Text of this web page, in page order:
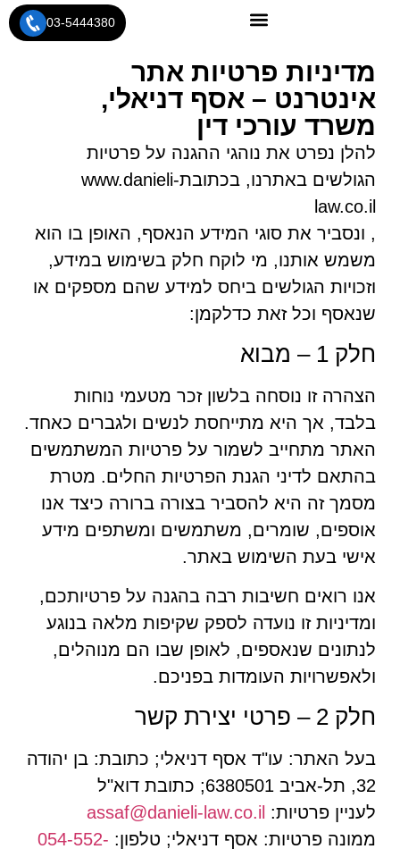
03-5444380
מדיניות פרטיות אתר
אינטרנט – אסף דניאלי,
משרד עורכי דין
להלן נפרט את נוהגי ההגנה על פרטיות
הגולשים באתרנו, בכתובתwww.danieli-
law.co.il
, ונסביר את סוגי המידע הנאסף, האופן בו הוא
משמש אותנו, מי לוקח חלק בשימוש במידע,
וזכויות הגולשים ביחס למידע שהם מספקים או
שנאסף וכל זאת כדלקמן:
חלק 1 – מבוא
הצהרה זו נוסחה בלשון זכר מטעמי נוחות
בלבד, אך היא מתייחסת לנשים ולגברים כאחד.
האתר מתחייב לשמור על פרטיות המשתמשים
בהתאם לדיני הגנת הפרטיות החלים. מטרת
מסמך זה היא להסביר בצורה ברורה כיצד אנו
אוספים, שומרים, משתמשים ומשתפים מידע
אישי בעת השימוש באתר.
אנו רואים חשיבות רבה בהגנה על פרטיותכם,
ומדיניות זו נועדה לספק שקיפות מלאה בנוגע
לנתונים שנאספים, לאופן שבו הם מנוהלים,
ולאפשרויות העומדות בפניכם.
חלק 2 – פרטי יצירת קשר
בעל האתר: עו"ד אסף דניאלי; כתובת: בן יהודה
32, תל-אביב 6380501; כתובת דוא"ל
לעניין פרטיות: assaf@danieli-law.co.il
ממונה פרטיות: אסף דניאלי; טלפון: 054-552-